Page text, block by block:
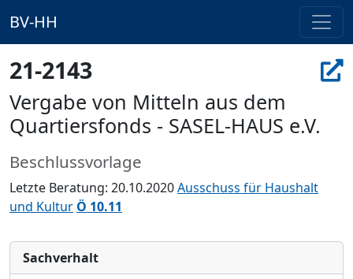
BV-HH
21-2143
Vergabe von Mitteln aus dem
Quartiersfonds - SASEL-HAUS e.V.
Beschlussvorlage
Letzte Beratung: 20.10.2020Ausschuss für Haushalt
und Kultur Ö 10.11
Sachverhalt